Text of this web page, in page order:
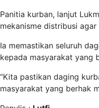
Panitia kurban, lanjut
mekanisme distribusi
Ia memastikan seluruh
kepada masyarakat yang
“Kita pastikan daging
masyarakat yang berhak